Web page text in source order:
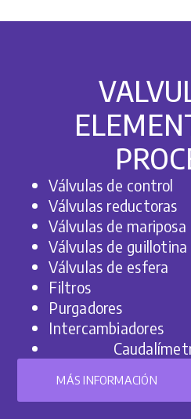
Válvulas de control
Válvulas reductoras
Válvulas de mariposa
Válvulas de guillotina
Válvulas de esfera
Filtros
Purgadores
Intercambiadores
MÁS INFORMACIÓN